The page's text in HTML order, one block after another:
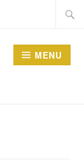
MENU